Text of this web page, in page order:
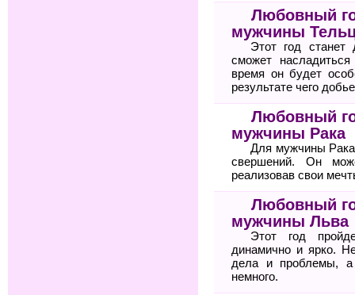
Любовный
мужчины
Этот год
сможет
время он будет
результате чего
Любовный
мужчины Рака
Для мужчины
свершений. Он
реализовав свои
Любовный
мужчины Льва
Этот год
динамично и ярко.
дела и проблемы, а
немного.